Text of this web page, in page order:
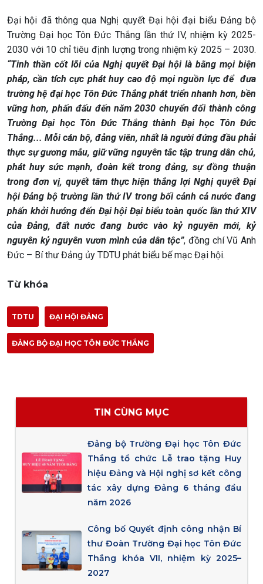
Đại hội đã thông qua Nghị quyết Đại hội đại biểu Đảng bộ
Trường Đại học Tôn Đức Thắng lần thứ IV, nhiệm kỳ 2025-
2030 với 10 chỉ tiêu định lượng trong nhiệm kỳ 2025 – 2030.
“Tinh thần cốt lõi của Nghị quyết Đại hội là bằng mọi biện
pháp, cần tích cực phát huy cao độ mọi nguồn lực để đưa
trường hệ đại học Tôn Đức Thắng phát triển nhanh hơn, bền
vững hơn, phấn đấu đến năm 2030 chuyển đổi thành công
Trường Đại học Tôn Đức Thắng thành Đại học Tôn Đức
Thắng... Mỗi cán bộ, đảng viên, nhất là người đứng đầu phải
thực sự gương mẫu, giữ vững nguyên tắc tập trung dân chủ,
phát huy sức mạnh, đoàn kết trong đảng, sự đồng thuận
trong đơn vị, quyết tâm thực hiện thắng lợi Nghị quyết Đại
hội Đảng bộ trường lần thứ IV trong bối cảnh cả nước đang
phấn khởi hướng đến Đại hội Đại biểu toàn quốc lần thứ XIV
của Đảng, đất nước đang bước vào kỷ nguyên mới, kỷ
nguyên kỷ nguyên vươn mình của dân tộc”, đồng chí Vũ Anh
Đức – Bí thư Đảng ủy TDTU phát biểu bế mạc Đại hội.
Từ khóa
TDTU ĐẠI HỘI ĐẢNG
ĐẢNG BỘ ĐẠI HỌC TÔN ĐỨC THẮNG
TIN CÙNG MỤC
Đảng bộ Trường Đại học Tôn Đức
Thắng tổ chức Lễ trao tặng Huy
hiệu Đảng và Hội nghị sơ kết công
tác xây dựng Đảng 6 tháng đầu
năm 2026
Công bố Quyết định công nhận Bí
thư Đoàn Trường Đại học Tôn Đức
Thắng khóa VII, nhiệm kỳ 2025–
2027